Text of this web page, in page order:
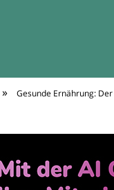
» Gesunde Ernährung: